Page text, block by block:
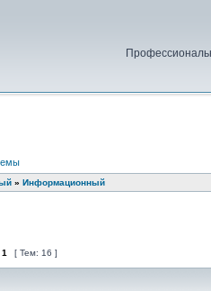
» Информационный
1 [ Тем: 16 ]